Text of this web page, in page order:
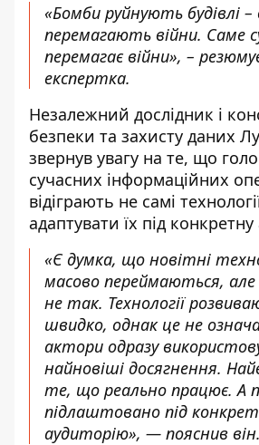
«Бомби руйнують будівлі
перемагають війни. Саме
перемагає війни», –
експертка.
Незалежний дослідник і
безпеки та захисту даних
звернув увагу на те, що
сучасних інформаційних
відіграють не самі
адаптувати їх під
«Є думка, що новітні
масово переймаються, але
не так. Технології
швидко, однак це не
актори одразу
найновіші досягнення.
те, що реально працює. А
підлаштовано під
аудиторію», — пояснив він.